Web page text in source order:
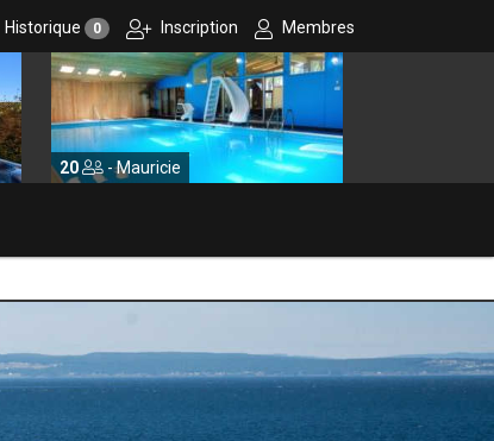
Historique 0 Inscription Membres
- Mauricie 10